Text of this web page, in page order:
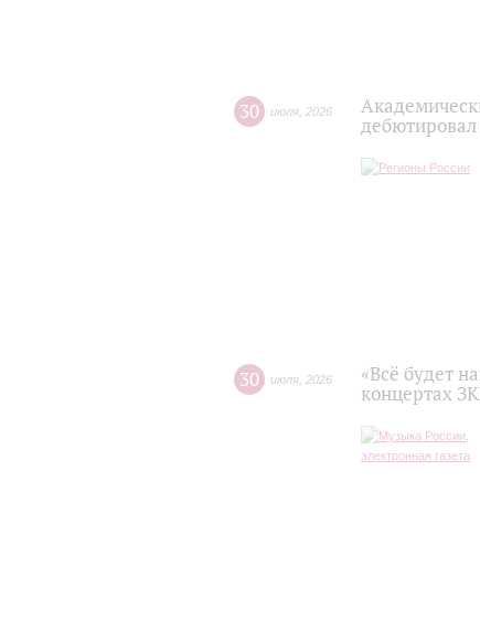
30 июля 2026
30 июля 2026
«Всё будет
концертах